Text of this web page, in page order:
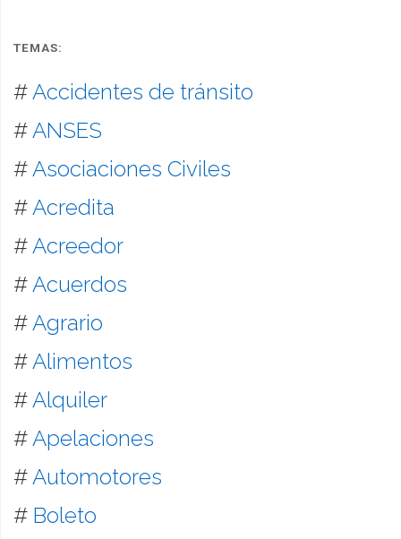
TEMAS:
#Accidentes de tránsito
#ANSES
#Asociaciones Civiles
#Acredita
#Acreedor
#Acuerdos
#Agrario
#Alimentos
#Alquiler
#Apelaciones
#Automotores
# Boleto